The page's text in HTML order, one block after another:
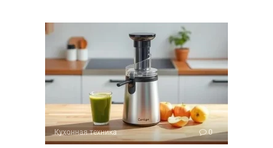
Кухонная техника 0